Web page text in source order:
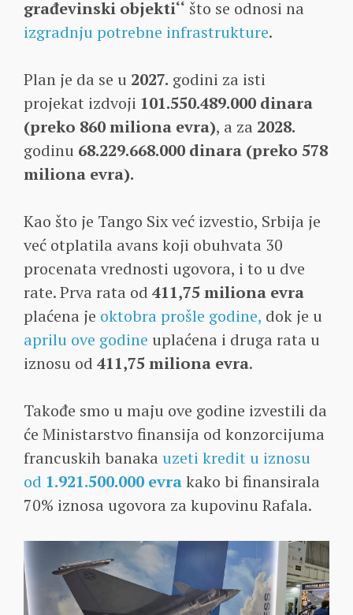
građevinski objekti‘‘ što se odnosi na
izgradnju potrebne infrastrukture.
Plan je da se u 2027. godini za isti
projekat izdvoji 101.550.489.000 dinara
(preko 860 miliona evra), a za 2028.
godinu 68.229.668.000 dinara (preko 578
miliona evra).
Kao što je Tango Six već izvestio, Srbija je
već otplatila avans koji obuhvata 30
procenata vrednosti ugovora, i to u dve
rate. Prva rata od 411,75 miliona evra
plaćena je oktobra prošle godine, dok je u
aprilu ove godine uplaćena i druga rata u
iznosu od 411,75 miliona evra.
Takođe smo u maju ove godine izvestili da
će Ministarstvo finansija od konzorcijuma
francuskih banaka uzeti kredit u iznosu
od 1.921.500.000 evrakako bi finansirala
70% iznosa ugovora za kupovinu Rafala.